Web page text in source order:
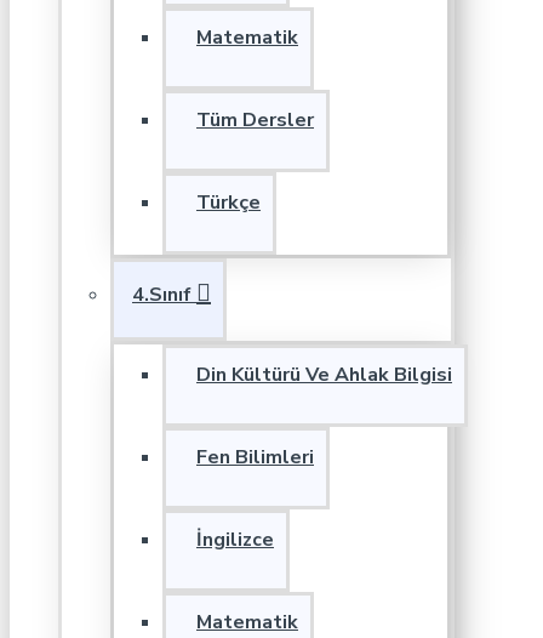
Matematik
Tüm Dersler
Türkçe
4.Sınıf
Din Kültürü Ve Ahlak Bilgisi
Fen Bilimleri
İngilizce
Matematik